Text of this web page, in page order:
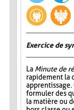
Exercice de
La Minute de
rapidement la
formuler des
la matière ou